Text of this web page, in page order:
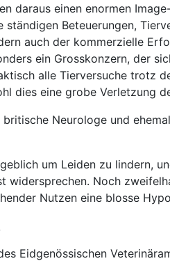
daraus einen enormen
ständigen Beteuerungen,
auch der kommerzielle
ein Grosskonzern, der
alle Tierversuche trotz
dies eine grobe Verletzung
Neurologe und
um Leiden zu lindern,
widersprechen. Noch
Nutzen eine blosse
Eidgenössischen